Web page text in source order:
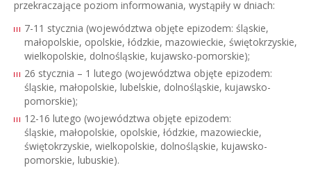
przekraczające poziom informowania, wystąpiły w dniach:
7-11 stycznia (województwa objęte epizodem: śląskie,
małopolskie, opolskie, łódzkie, mazowieckie, świętokrzyskie,
wielkopolskie, dolnośląskie, kujawsko-pomorskie);
26 stycznia – 1 lutego (województwa objęte epizodem:
śląskie, małopolskie, lubelskie, dolnośląskie, kujawsko-
pomorskie);
12-16 lutego (województwa objęte epizodem:
śląskie, małopolskie, opolskie, łódzkie, mazowieckie,
świętokrzyskie, wielkopolskie, dolnośląskie, kujawsko-
pomorskie, lubuskie).